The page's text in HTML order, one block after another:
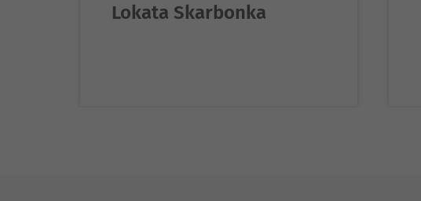
Lokata Skarbonka